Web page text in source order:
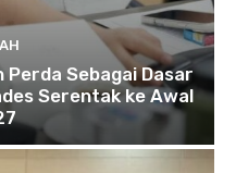
Perda Sebagai Dasar
Serentak ke Awal